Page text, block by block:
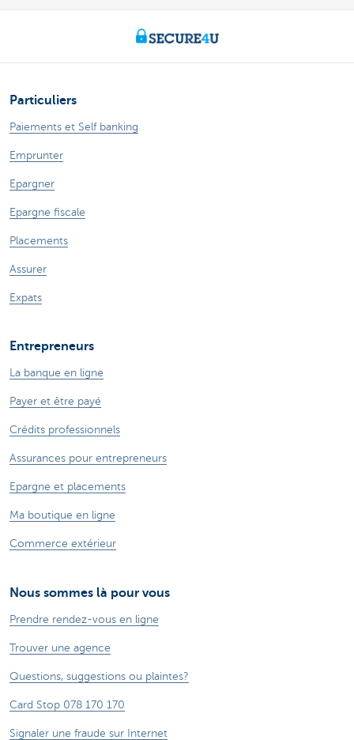
Particuliers
Paiements et Self banking
Emprunter
Epargner
Epargne fiscale
Placements
Assurer
Expats
Entrepreneurs
La banque en ligne
Payer et être payé
Crédits professionnels
Assurances pour entrepreneurs
Epargne et placements
Ma boutique en ligne
Commerce extérieur
Nous sommes là pour vous
Prendre rendez-vous en ligne
Trouver une agence
Questions, suggestions ou plaintes?
Card Stop 078 170 170
Signaler une fraude sur Internet